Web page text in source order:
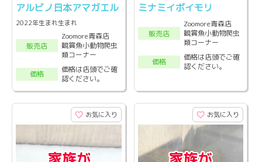
アルビノ日本アマガエル
2022年生まれ生まれ
販売店
Zoomore青森店
観賞魚小動物爬虫
類コーナー
価格
価格は店頭でご確
認ください。
ミナミイボイモリ
販売店
Zoomore青森店
観賞魚小動物爬虫
類コーナー
価格
価格は店頭でご確
認ください。
お気に入り お気に入り